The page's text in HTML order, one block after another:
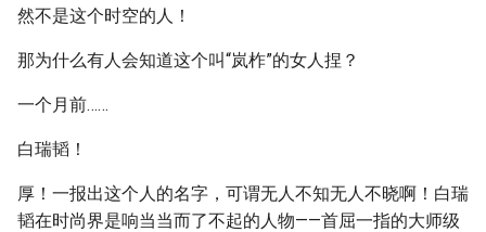
然不是这个时空的人！
那为什么有人会知道这个叫“岚柞”的女人捏？
一个月前……
白瑞韬！
厚！一报出这个人的名字，可谓无人不知无人不晓啊！白瑞
韬在时尚界是响当当而了不起的人物——首屈一指的大师级